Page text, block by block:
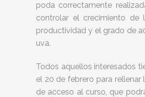
poda correctamente
controlar el crecimiento de
productividad y el grado de
uva.
Todos aquellos interesados
el 20 de febrero para rellenar
de acceso al curso, que